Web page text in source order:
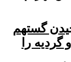
گستهم
را